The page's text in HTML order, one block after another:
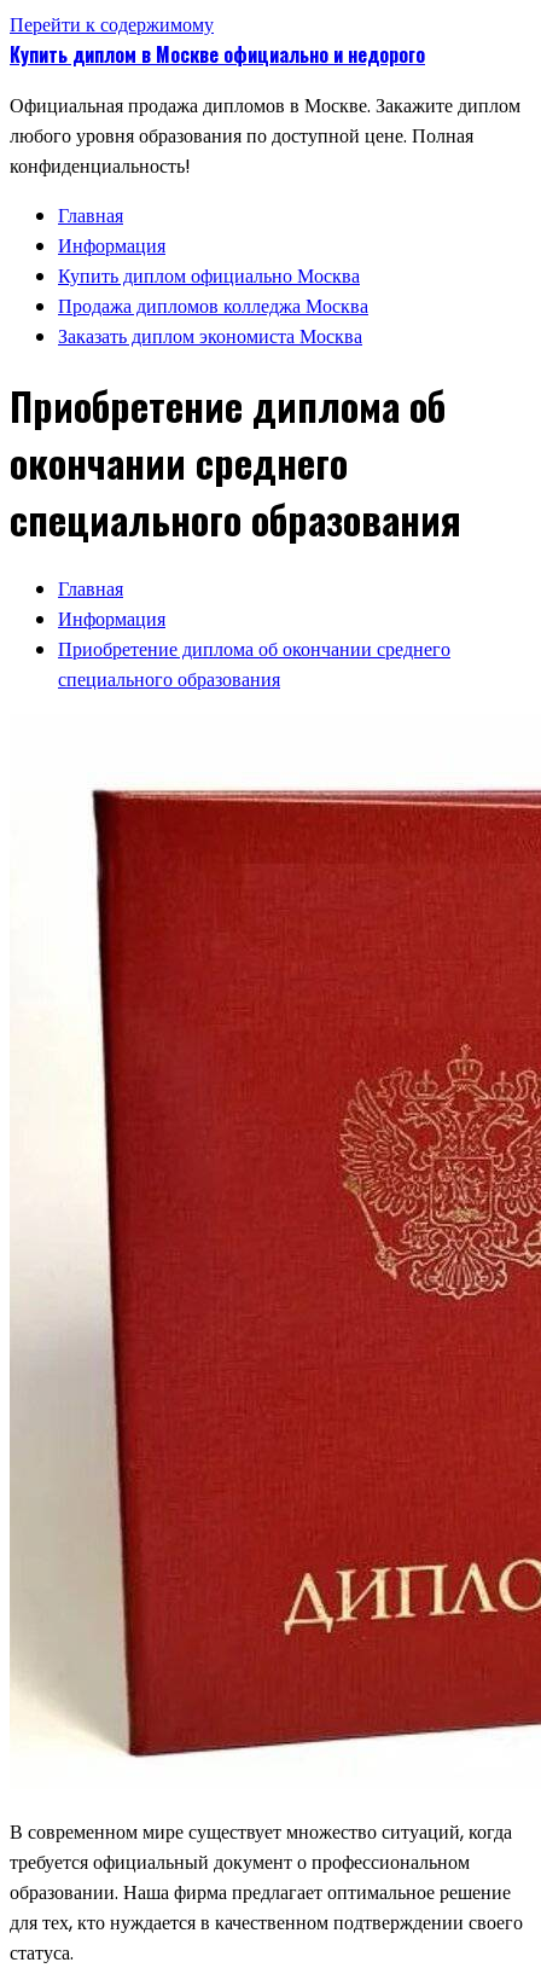
Перейти к содержимому
Купить диплом в Москве официально и недорого
Официальная продажа дипломов в Москве. Закажите диплом
любого уровня образования по доступной цене. Полная
конфиденциальность!
Главная
Информация
Купить диплом официально Москва
Продажа дипломов колледжа Москва
Заказать диплом экономиста Москва
Приобретение диплома об
окончании среднего
специального образования
Главная
Информация
Приобретение диплома об окончании среднего
специального образования
В современном мире существует множество ситуаций, когда
требуется официальный документ о профессиональном
образовании. Наша фирма предлагает оптимальное решение
для тех, кто нуждается в качественном подтверждении своего
статуса.